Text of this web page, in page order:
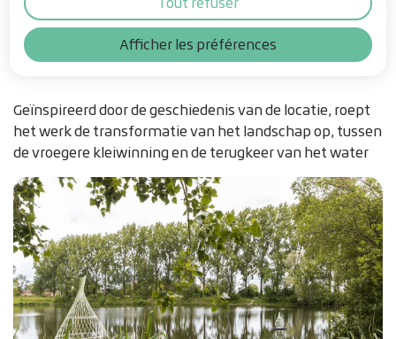
Afficher les préférences
Table of contents
Geïnspireerd door de geschiedenis van de locatie, roept
het werk de transformatie van het landschap op, tussen
de vroegere kleiwinning en de terugkeer van het water